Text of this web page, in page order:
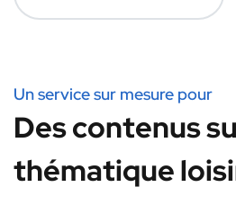
Un service sur mesure pour
Des contenus
thématique